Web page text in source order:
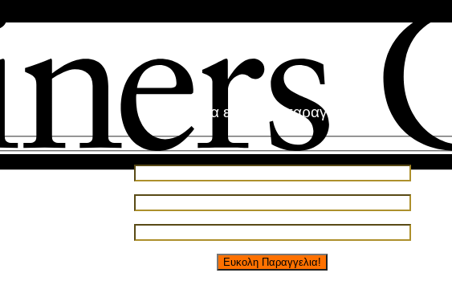
Φόρμα εύκολης παραγγελίας!